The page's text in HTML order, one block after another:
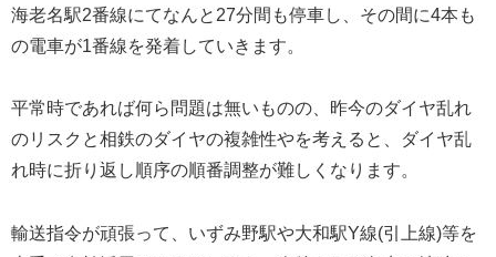
海老名駅2番線にてなんと27分間も停車し、その間に4本も
の電車が1番線を発着していきます。
平常時であれば何ら問題は無いものの、昨今のダイヤ乱れ
のリスクと相鉄のダイヤの複雑性やを考えると、ダイヤ乱
れ時に折り返し順序の順番調整が難しくなります。
輸送指令が頑張って、いずみ野駅や大和駅Y線(引上線)等を